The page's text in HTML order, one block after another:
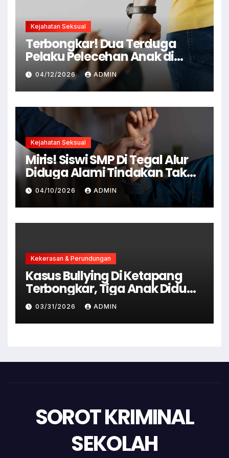
Kejahatan Seksual
Terbongkar! Dua Terduga
Pelaku Pelecehan Anak di
Cianjur Ditangkap Polisi
04/12/2026 ADMIN
Kejahatan Seksual
Miris! Siswi SMP Di Tegal Alur
Diduga Alami Tindakan Tak
Senonoh Di Sekolah
04/10/2026 ADMIN
Kekerasan & Perundungan
Kasus Bullying Di Ketapang
Terbongkar, Tiga Anak Diduga
Terlibat Kini Jadi Tersangka
03/31/2026 ADMIN
SOROT KRIMINAL
SEKOLAH